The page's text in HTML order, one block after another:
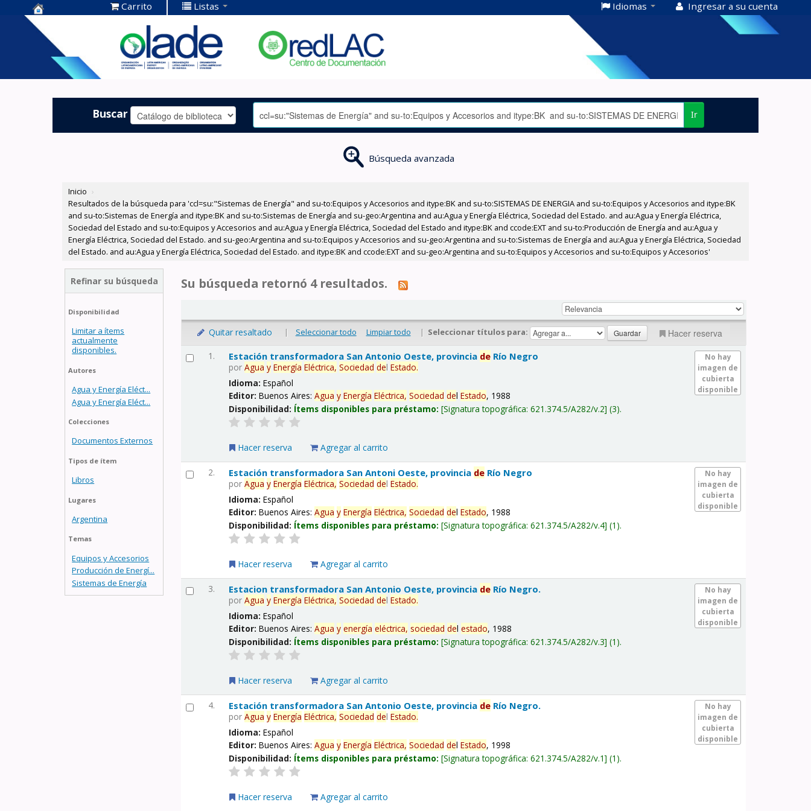
Centro de
Documentación
OLADE -
Carrito Listas Idiomas Ingresar a su cuenta
Buscar Ir
Búsqueda avanzada
Inicio ›
Resultados de la búsqueda para 'ccl=su:"Sistemas de Energía" and su-to:Equipos y Accesorios and itype:BK and su-to:SISTEMAS DE ENERGIA and su-to:Equipos y Accesorios and itype:BK
and su-to:Sistemas de Energía and itype:BK and su-to:Sistemas de Energía and su-geo:Argentina and au:Agua y Energía Eléctrica, Sociedad del Estado. and au:Agua y Energía Eléctrica,
Sociedad del Estado and su-to:Equipos y Accesorios and au:Agua y Energía Eléctrica, Sociedad del Estado and itype:BK and ccode:EXT and su-to:Producción de Energía and au:Agua y
Energía Eléctrica, Sociedad del Estado. and su-geo:Argentina and su-to:Equipos y Accesorios and su-geo:Argentina and su-to:Sistemas de Energía and au:Agua y Energía Eléctrica, Sociedad
del Estado. and au:Agua y Energía Eléctrica, Sociedad del Estado. and itype:BK and ccode:EXT and su-geo:Argentina and su-to:Equipos y Accesorios and su-to:Equipos y Accesorios'
Refinar su búsqueda
Disponibilidad
Limitar a ítems
actualmente
disponibles.
Autores
Agua y Energía Eléct...
Agua y Energía Eléct...
Colecciones
Documentos Externos
Tipos de ítem
Libros
Lugares
Argentina
Temas
Equipos y Accesorios
Producción de Energí...
Sistemas de Energía
Su búsqueda retornó 4 resultados.
Quitar resaltado | Seleccionar todo Limpiar todo | Seleccionar títulos para: Hacer reserva
1.
No hay
imagen de
cubierta
disponible
Estación transformadora San Antonio Oeste, provincia de Río Negro
porAgua y Energía Eléctrica, Sociedad delEstado.
Idioma:Español
Editor:Buenos Aires:Agua y Energía Eléctrica, Sociedad delEstado, 1988
Disponibilidad: Ítems disponibles para préstamo: Signatura topográfica:621.374.5/A282/v.2 (3).
Hacer reserva Agregar al carrito
2.
No hay
imagen de
cubierta
disponible
Estación transformadora San Antoni Oeste, provincia de Río Negro
porAgua y Energía Eléctrica, Sociedad delEstado.
Idioma:Español
Editor:Buenos Aires:Agua y Energía Eléctrica, Sociedad delEstado, 1988
Disponibilidad: Ítems disponibles para préstamo: Signatura topográfica:621.374.5/A282/v.4 (1).
Hacer reserva Agregar al carrito
3.
No hay
imagen de
cubierta
disponible
Estacion transformadora San Antonio Oeste, provincia de Río Negro.
porAgua y Energía Eléctrica, Sociedad delEstado.
Idioma:Español
Editor:Buenos Aires:Agua y energía eléctrica, sociedad delestado, 1988
Disponibilidad: Ítems disponibles para préstamo: Signatura topográfica:621.374.5/A282/v.3 (1).
Hacer reserva Agregar al carrito
4.
No hay
imagen de
cubierta
disponible
Estación transformadora San Antonio Oeste, provincia de Río Negro.
porAgua y Energía Eléctrica, Sociedad delEstado.
Idioma:Español
Editor:Buenos Aires:Agua y Energía Eléctrica, Sociedad delEstado, 1998
Disponibilidad: Ítems disponibles para préstamo: Signatura topográfica:621.374.5/A282/v.1 (1).
Hacer reserva Agregar al carrito